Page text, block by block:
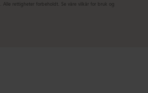
. Alle rettigheter forbeholdt. Se våre vilkår for bruk og